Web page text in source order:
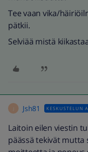
Tee vaan vika/
pätkii.
Selviää mistä
Jsh81 KESKUSTELUN
Laitoin eilen viestin
päässä tekivät